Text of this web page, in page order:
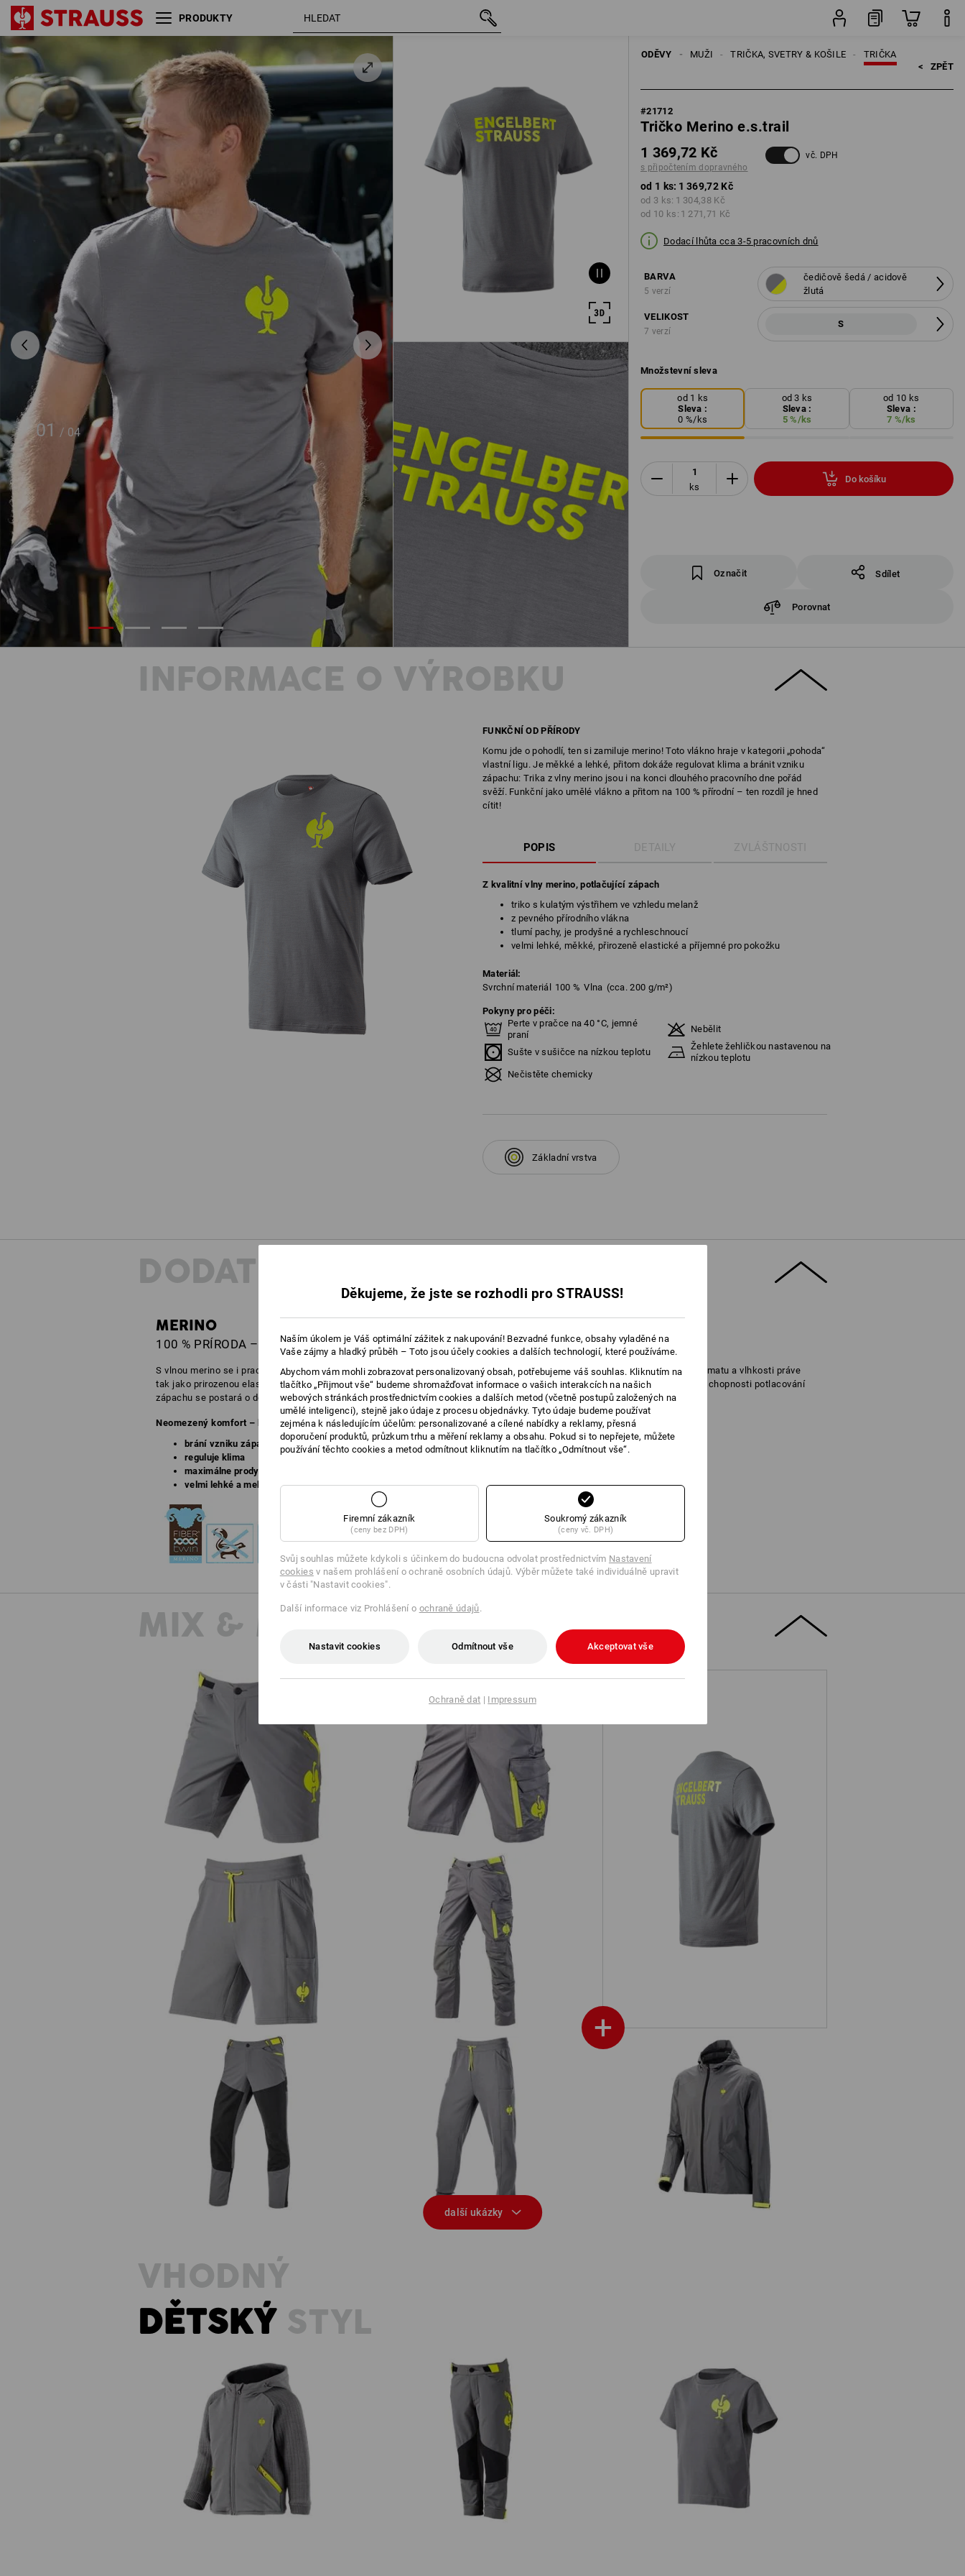
PRODUKTY
01 / 04
ODĚVY TRIČKA
TRIČKA, SVETRY & KOŠILE
MUŽI
< ZPĚT
#21712
Tričko Merino e.s.trail
1 369,72 Kč
s připočtením dopravného
vč. DPH
od 1 ks: 1 369,72 Kč
od 3 ks: 1 304,38 Kč
od 10 ks: 1 271,71 Kč
Dodací lhůta cca 3-5 pracovních dnů
BARVA
5 verzí
čedičově šedá / acidově
žlutá
VELIKOST
7 verzí
S
Množstevní sleva
od 1 ks
Sleva :
0 %/ ks
od 3 ks
Sleva :
5%/ks
od 10 ks
Sleva :
7 %/ks
ks
Do košíku
Označit Sdílet
Porovnat
Tričko Merino
e.s.trail
S 1 369,72 Kč
INFORMACE O VÝROBKU
FUNKČNÍ OD PŘÍRODY
Komu jde o pohodlí, ten si zamiluje merino! Toto vlákno hraje v kategorii „pohoda“
vlastní ligu. Je měkké a lehké, přitom dokáže regulovat klima a bránit vzniku
zápachu: Trika z vlny merino jsou i na konci dlouhého pracovního dne pořád
svěží. Funkční jako umělé vlákno a přitom na 100 % přírodní – ten rozdíl je hned
cítit!
POPIS DETAILY ZVLÁŠTNOSTI
Z kvalitní vlny merino, potlačující zápach
triko s kulatým výstřihem ve vzhledu melanž
z pevného přírodního vlákna
tlumí pachy, je prodyšné a rychleschnoucí
velmi lehké, měkké, přirozeně elastické a příjemné pro pokožku
Materiál:
Svrchní materiál
100 % Vlna (cca. 200 g/m²)
Pokyny pro péči:
Perte v pračce na 40 °C, jemné
praní
Nebělit
Sušte v sušičce na nízkou teplotu
Žehlete žehličkou nastavenou na
nízkou teplotu
Nečistěte chemicky
Základní vrstva
DODATEČNÉ INFORMACE
MERINO
100 % PRÍRODA – 100 % KVALITA
S vlnou merino se i pracovní stres dá vnímat docela sportovne. Prírodní funkcní vlákno zaujme vynikající regulací telesného klimatu a vlhkosti práve
tak jako prirozenou elasticností. A extrémne lehké a mekké vlákno také dokáže vytvorit sveží atmosféru – díky své prirozené schopnosti potlacování
zápachu se postará o dobrý pocit i behem rušných pracovních dnu!
Neomezený komfort – bez zápachu!
brání vzniku zápachu
reguluje klima
maximálne prodyšné
velmi lehké a mekké
MIX & MATCH
Tričko Merino e.s.trail
+
Funkční šortky e.s.trail Šortky e.s.trail
Teplákové šortky light e.s.trail Kalhoty do pasu e.s.trail
Funkční kalhoty hybrid e.s.trail Teplákové kalhoty light e.s.trail Větrovka light-pack e.s.trail
další ukázky
VHODNÝ
DĚTSKÝSTYL
Úpletová bunda s kapucí hybrid
e.s.trail, dětský
Funkční kalhoty e.s.trail, dětská Tričko e.s.trail, dětská
Děkujeme, že jste se rozhodli pro STRAUSS!
Naším úkolem je Váš optimální zážitek z nakupování! Bezvadné funkce, obsahy vyladěné na
Vaše zájmy a hladký průběh – Toto jsou účely cookies a dalších technologií, které používáme.
Abychom vám mohli zobrazovat personalizovaný obsah, potřebujeme váš souhlas. Kliknutím na
tlačítko „Přijmout vše“ budeme shromažďovat informace o vašich interakcích na našich
webových stránkách prostřednictvím cookies a dalších metod (včetně postupů založených na
umělé inteligenci), stejně jako údaje z procesu objednávky. Tyto údaje budeme používat
zejména k následujícím účelům: personalizované a cílené nabídky a reklamy, přesná
doporučení produktů, průzkum trhu a měření reklamy a obsahu. Pokud si to nepřejete, můžete
používání těchto cookies a metod odmítnout kliknutím na tlačítko „Odmítnout vše“.
Firemní zákazník
(ceny bez DPH)
Soukromý zákazník
(ceny vč. DPH)
Svůj souhlas můžete kdykoli s účinkem do budoucna odvolat prostřednictvím Nastavení
cookies v našem prohlášení o ochraně osobních údajů. Výběr můžete také individuálně upravit
v části "Nastavit cookies".
Další informace viz Prohlášení o ochraně údajů.
Nastavit cookies Odmítnout vše Akceptovat vše
Ochraně dat | Impressum